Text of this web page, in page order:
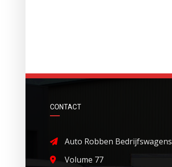
CONTACT
Auto Robben Bedrijfswagens
Volume 77